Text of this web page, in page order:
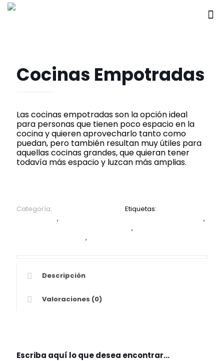
Cocinas Empotradas
Las cocinas empotradas son la opción ideal
para personas que tienen poco espacio en la
cocina y quieren aprovecharlo tanto como
puedan, pero también resultan muy útiles para
aquellas cocinas grandes, que quieran tener
todavía más espacio y luzcan más amplias.
Categoría: Etiquetas:
,
,
,
,
Descripción
Valoraciones (0)
Escriba aquí lo que desea encontrar…